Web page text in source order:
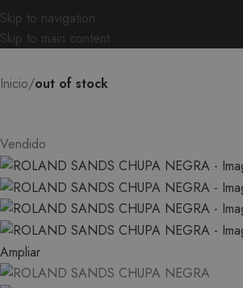
Skip to navigation
Skip to main content
Inicio out of stock
Vendido
Ampliar